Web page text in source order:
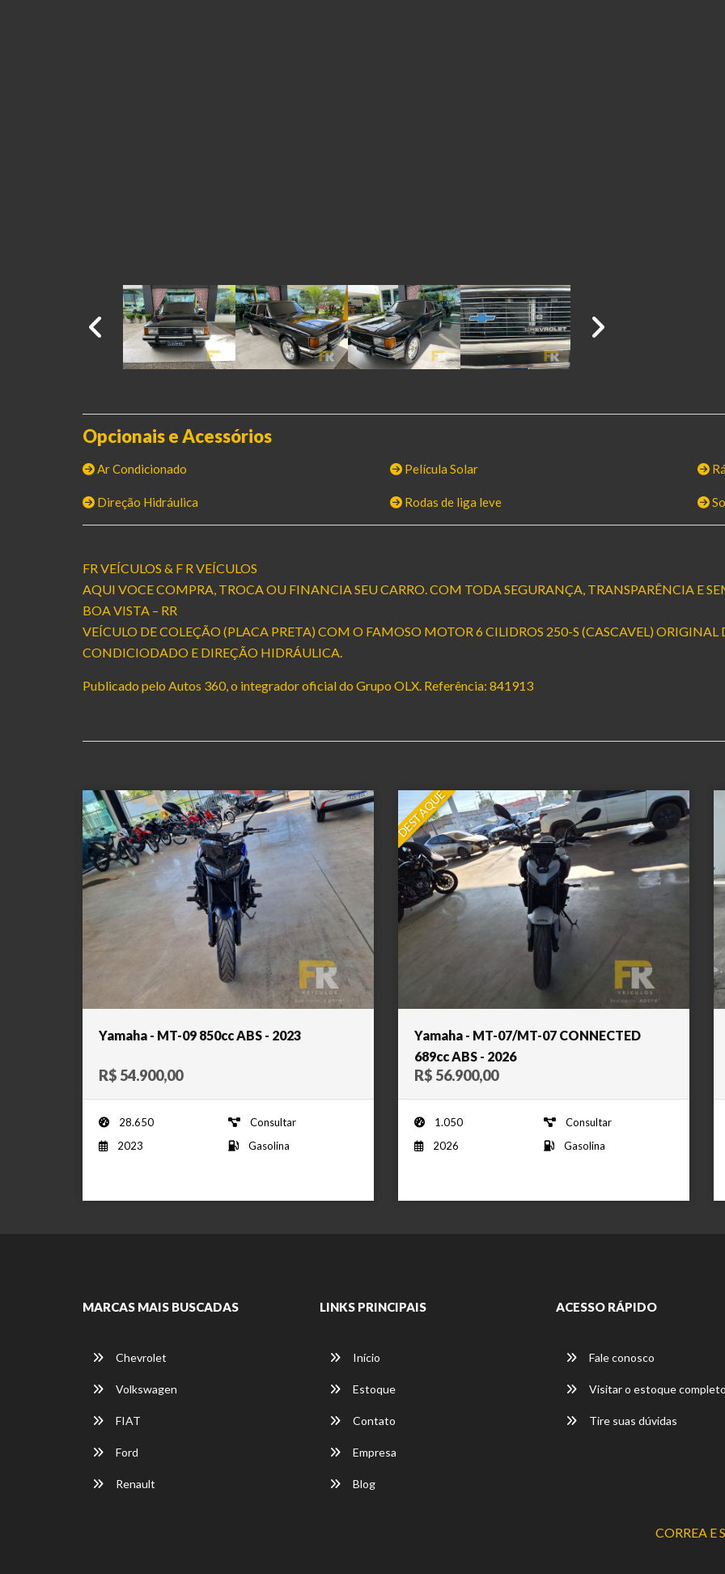
Opcionais e Acessórios
Ar Condicionado
Direção Hidráulica
Película Solar
Rodas de liga leve
FR VEÍCULOS & F R VEÍCULOS
AQUI VOCE COMPRA, TROCA OU FINANCIA SEU CARRO. COM TODA SEGURANÇA, TRANSPARÊNCIA E
BOA VISTA – RR
VEÍCULO DE COLEÇÃO (PLACA PRETA) COM O FAMOSO MOTOR 6 CILIDROS 250-S (CASCAVEL) ORIGINAL
CONDICIODADO E DIREÇÃO HIDRÁULICA.
Publicado pelo Autos 360, o integrador oficial do Grupo OLX. Referência: 841913
Yamaha - MT-09 850cc ABS - 2023
R$ 54.900,00
28.650
Consultar
2023
Gasolina
DESTAQUE
Yamaha - MT-07/MT-07 CONNECTED
689cc ABS - 2026
R$ 56.900,00
1.050
Consultar
2026
Gasolina
MARCAS MAIS BUSCADAS
Chevrolet
Volkswagen
FIAT
Ford
Renault
LINKS PRINCIPAIS
Início
Estoque
Contato
Empresa
Blog
ACESSO RÁPIDO
Fale conosco
Visitar o estoque
Tire suas dúvidas
CORREA E